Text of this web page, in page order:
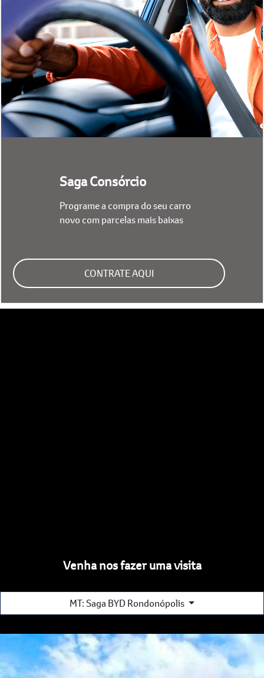
Programe a compra do seu carro
novo com parcelas mais baixas